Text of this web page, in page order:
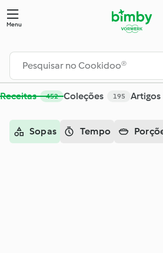
Menu
Receitas 452 Coleções 195 Artigos
Sopas Tempo
Pesquisar - Cookidoo® – a